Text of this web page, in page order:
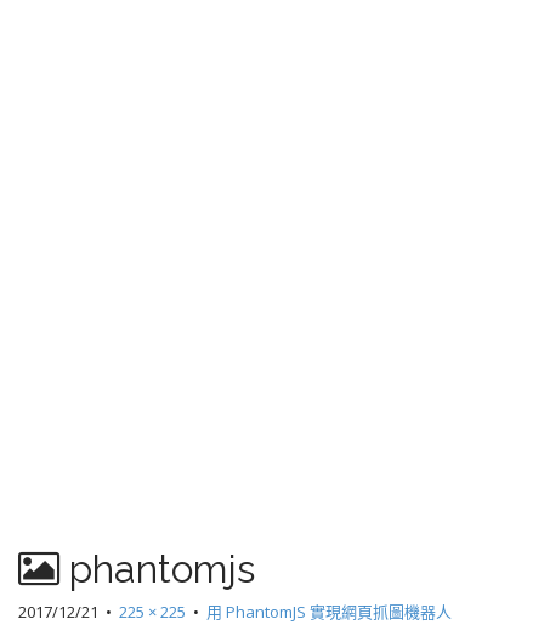
phantomjs
2017/12/21 • 225 × 225 • 用 PhantomJS 實現網頁抓圖機器人